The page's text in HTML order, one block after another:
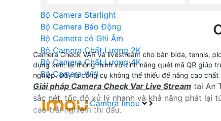
Bộ Camera Starlight
Bộ Camera Báo Động
Bộ Camera có Ghi Âm
Bộ Camera Chất Lượng 2K
Bộ Camera Chất Lượng 4K
Bộ Camera Wifi
Camera Imou
Camera Check VAR và livestream cho bàn bida, tennis,
dụng xem lại thông minh với tính năng quét mã QR giúp
nghiệp. Đây là công cụ không thể thiếu để nâng cao
Giải pháp Camera Check Var Live Stream tại An
sắc nét, tốc độ xử lý nhanh và khả năng phát lại
cao trải nghiệm thi đấu.